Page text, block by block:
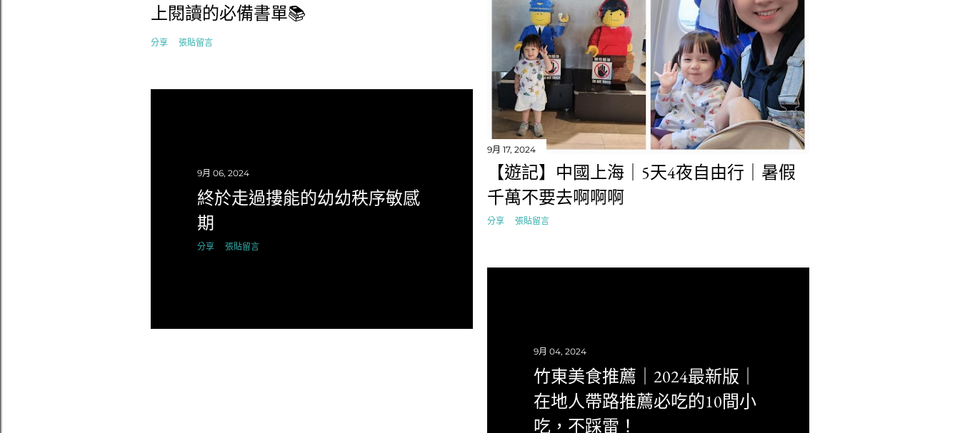
上閱讀的必備書單📚
分享 張貼留言
9月 17, 2024
【遊記】中國上海｜5天4夜自由行｜暑假
千萬不要去啊啊啊
分享 張貼留言
9月 06, 2024
終於走過摟能的幼幼秩序敏感
期
分享 張貼留言
9月 04, 2024
竹東美食推薦｜2024最新版｜
在地人帶路推薦必吃的10間小
吃，不踩雷！